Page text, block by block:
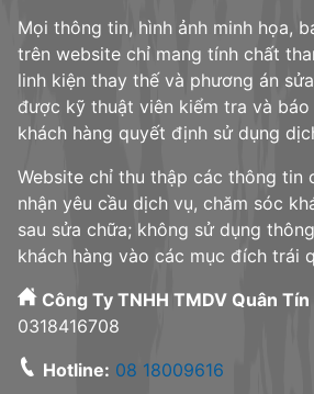
Mọi thông tin, hình ảnh minh họa,
trên website chỉ mang tính chất
linh kiện thay thế và phương án
được kỹ thuật viên kiểm tra và
khách hàng quyết định sử dụng
Website chỉ thu thập các thông tin
nhận yêu cầu dịch vụ, chăm sóc
sau sửa chữa; không sử dụng
khách hàng vào các mục đích trái
Công Ty TNHH TMDV Quân Tín
0318416708
Hotline: 08 18009616